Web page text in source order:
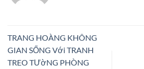
TRANG HOÀNG KHÔNG
GIAN SỐNG Với TRANH
TREO TƯờNG PHÒNG